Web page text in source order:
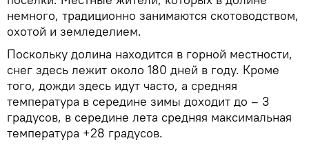
немного, традиционно занимаются скотоводством,
охотой и земледелием.
Поскольку долина находится в горной местности,
снег здесь лежит около 180 дней в году. Кроме
того, дожди здесь идут часто, а средняя
температура в середине зимы доходит до – 3
градусов, в середине лета средняя максимальная
температура +28 градусов.